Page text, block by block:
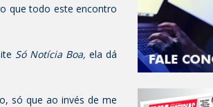
que todo este encontro
Só Notícia Boa, ela dá
só que ao invés de me